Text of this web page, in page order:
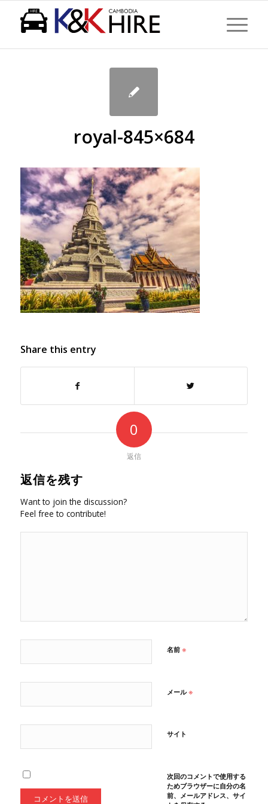
現在位置: ホーム / TOP / royal-845×684
royal-845×684
Share this entry
0
返信
返信を残す
Want to join the discussion?
Feel free to contribute!
名前 ※
メール※
サイト
次回のコメントで使用する
ためブラウザーに自分の名
前、メールアドレス、サイ